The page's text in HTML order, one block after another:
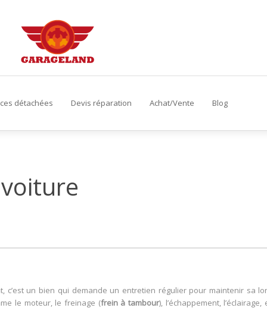
détachées Devis réparation Achat/Vente Blog
un bien qui demande un entretien régulier pour maintenir sa
le moteur, le freinage (frein à tambour), l’échappement,